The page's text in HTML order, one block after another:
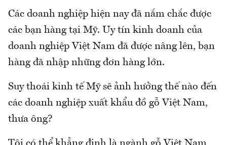
Các doanh nghiệp hiện nay đã nắm chắc được
các bạn hàng tại Mỹ. Uy tín kinh doanh của
doanh nghiệp Việt Nam đã được nâng lên, bạn
hàng đã nhập những đơn hàng lớn.
Suy thoái kinh tế Mỹ sẽ ảnh hưởng thế nào đến
các doanh nghiệp xuất khẩu đồ gỗ Việt Nam,
thưa ông?